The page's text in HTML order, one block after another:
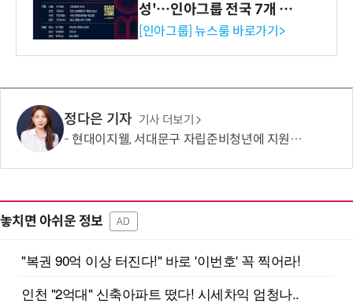
성'…인아그룹 전국 7개 도
시 세미나 페어 개최
[인아그룹] 뉴스룸 바로가기>
정다은 기자 기사 더보기
현대이지웰, 서대문구 자립준비청년에 지원금 2000만원 전달
놓치면 아쉬운 정보 AD